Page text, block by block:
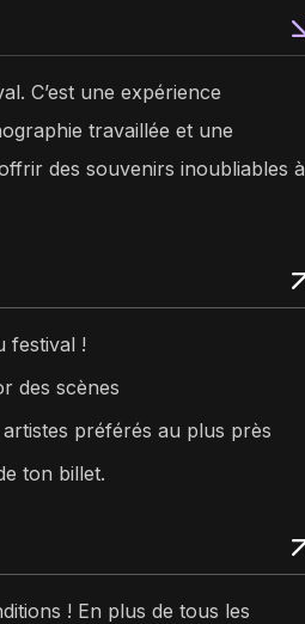
C’est une expérience
travaillée et une
des souvenirs inoubliables à
festival !
des scènes
préférés au plus près
ton billet.
! En plus de tous les